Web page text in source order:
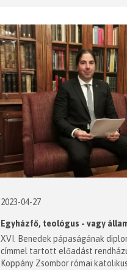
2023-04-27
Egyházfő, teológus - vagy
XVI. Benedek pápaságának
címmel tartott előadást
Koppány Zsombor római